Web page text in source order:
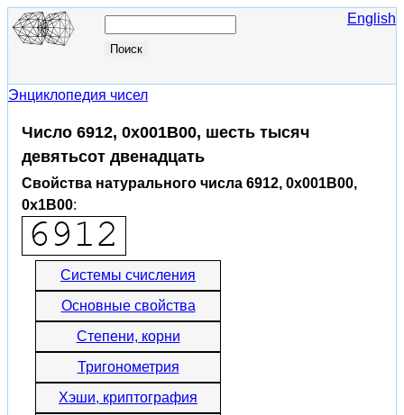
English
Энциклопедия чисел
Число 6912, 0x001B00, шесть тысяч
девятьсот двенадцать
Свойства натурального числа 6912, 0x001B00,
0x1B00:
Системы счисления
Основные свойства
Степени, корни
Тригонометрия
Хэши, криптография